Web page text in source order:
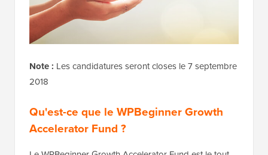
Note : Les candidatures seront closes le 7 septembre
2018
Qu'est-ce que le WPBeginner Growth
Accelerator Fund ?